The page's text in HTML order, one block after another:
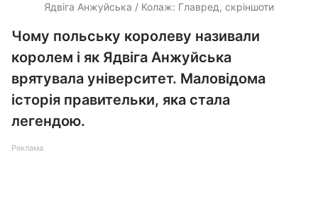
Ядвіга Анжуйська / Колаж: Главред, скріншоти
Чому польську королеву називали
королем і як Ядвіга Анжуйська
врятувала університет. Маловідома
історія правительки, яка стала
легендою.
Реклама